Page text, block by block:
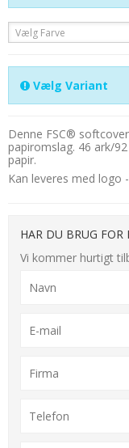
Vælg Farve
Vælg Variant
Denne FSC®
papiromslag. 46 ark/
papir.
Kan leveres med logo
HAR DU BRUG FOR
Vi kommer hurtigt